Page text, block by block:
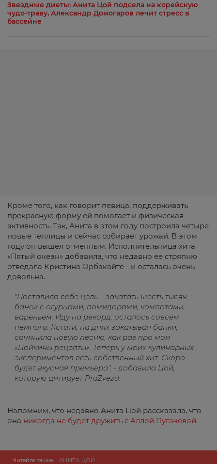
Звездные диеты: Анита Цой подсела на корейскую
чудо-траву, Александр Домогаров лечит стресс в
бассейне
Кроме того, как говорит певица, поддерживать
прекрасную форму ей помогает и физическая
активность. Так, Анита в этом году построила четыре
новые теплицы и сейчас собирает урожай. В этом
году он вышел отменным. Исполнительница хита
«Пятый океан» добавила, что недавно ее стряпню
отведала Кристина Орбакайте - и осталась очень
довольна.
"Поставила себе цель – закатать шесть тысяч
банок с огурцами, помидорами, компотами,
вареньем. Иду на рекорд: осталось совсем
немного. Кстати, на днях закатывая банки,
сочинила новую песню, как раз про мои
«Цойкины рецепты». Теперь у моих кулинарных
экспериментов есть собственный хит. Скоро
будет вкусная премьера", - добавила Цой,
которую цитирует ProZvezd.
Напомним, что недавно Анита Цой рассказала, что
она никогда не будет дружить с Аллой Пугачевой.
Читайте также: АНИТА ЦОЙ